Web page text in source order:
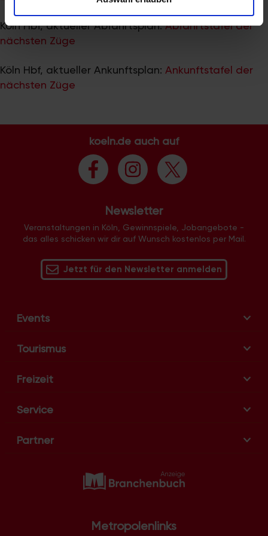
analysieren. Außerdem geben wir Informationen zu Ihrer
Verwendung unserer Website an unsere Partner für
soziale Medien, Werbung und Analysen weiter. Unsere
weiteren Daten zusammen, die Sie ihnen bereitgestellt
haben oder die sie im Rahmen Ihrer Nutzung der Dienste
Köln Hbf, aktueller Abfahrtsplan:Abfahrtstafel der
nächsten Züge
Köln Hbf, aktueller Ankunftsplan: Ankunftstafel der
nächsten Züge
koeln.de auch auf
Newsletter
Veranstaltungen in Köln, Gewinnspiele, Jobangebote -
das alles schicken wir dir auf Wunsch kostenlos per Mail.
Jetzt für den Newsletter anmelden
Events
Tourismus
Freizeit
Service
Partner
Metropolenlinks